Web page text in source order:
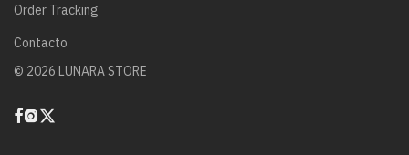
Order Tracking
Contacto
© 2026 LUNARA STORE